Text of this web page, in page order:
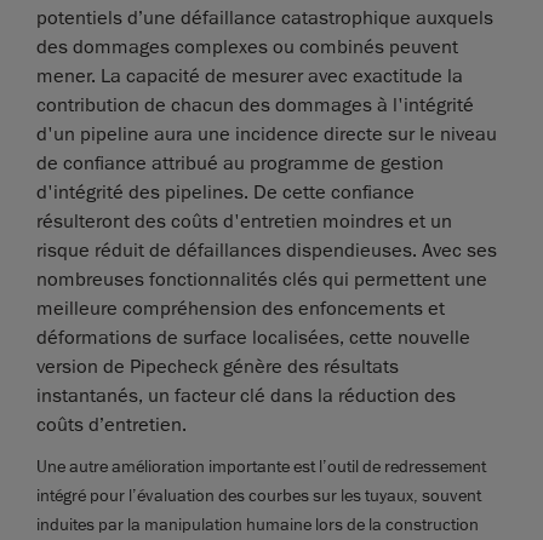
potentiels d’une défaillance catastrophique auxquels
des dommages complexes ou combinés peuvent
mener. La capacité de mesurer avec exactitude la
contribution de chacun des dommages à l'intégrité
d'un pipeline aura une incidence directe sur le niveau
de confiance attribué au programme de gestion
d'intégrité des pipelines. De cette confiance
résulteront des coûts d'entretien moindres et un
risque réduit de défaillances dispendieuses. Avec ses
nombreuses fonctionnalités clés qui permettent une
meilleure compréhension des enfoncements et
déformations de surface localisées, cette nouvelle
version de Pipecheck génère des résultats
instantanés, un facteur clé dans la réduction des
coûts d’entretien.
Une autre amélioration importante est l’outil de redressement
intégré pour l’évaluation des courbes sur les tuyaux, souvent
induites par la manipulation humaine lors de la construction